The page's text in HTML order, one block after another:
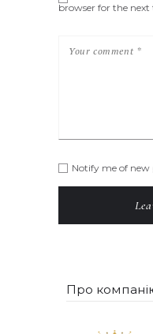
browser for the
Notify me of new
Про